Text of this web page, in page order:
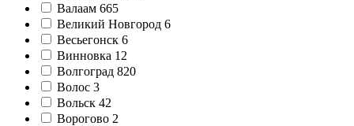
Валаам 665
Великий Новгород 6
Весьегонск 6
Винновка 12
Волгоград 820
Волос 3
Вольск 42
Ворогово 2